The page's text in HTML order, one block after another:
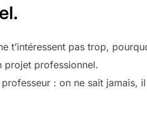
t’intéressent pas trop,
projet professionnel.
: on ne sait jamais,